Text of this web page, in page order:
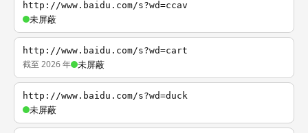
http://www.baidu.com/s?wd=ccav
未屏蔽
http://www.baidu.com/s?wd=cart
截至 2026 年 未屏蔽
http://www.baidu.com/s?wd=duck
未屏蔽